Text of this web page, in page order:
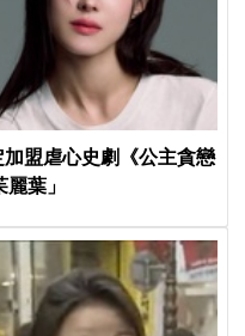
盟虐心史劇《公主貪戀
葉」